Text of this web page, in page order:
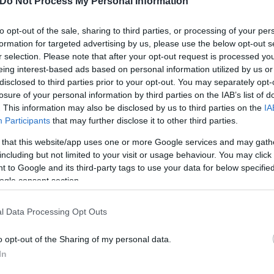
opt-out of the sale, sharing to third parties, or processing of your
for targeted advertising by us, please use the below opt-out
selection. Please note that after your opt-out request is processed
interest-based ads based on personal information utilized by us
to third parties prior to your opt-out. You may separately
of your personal information by third parties on the IAB’s list of
This information may also be disclosed by us to third parties on the
Participants that may further disclose it to other third parties.
that this website/app uses one or more Google services and may
but not limited to your visit or usage behaviour. You may
to Google and its third-party tags to use your data for below
consent section.
Data Processing Opt Outs
opt-out of the Sharing of my personal data.
διαβατήριο».
να έχει πάνω της μεγάλα χρηματικά ποσά,
το πολύ-πολύ να είχε μέχρι 1.000 ευρώ τα
όχληση λογομαχία ή κάτι αντίστοιχο που
πάντα, δεν υπήρχαν στεγανά ανάμεσά μας».